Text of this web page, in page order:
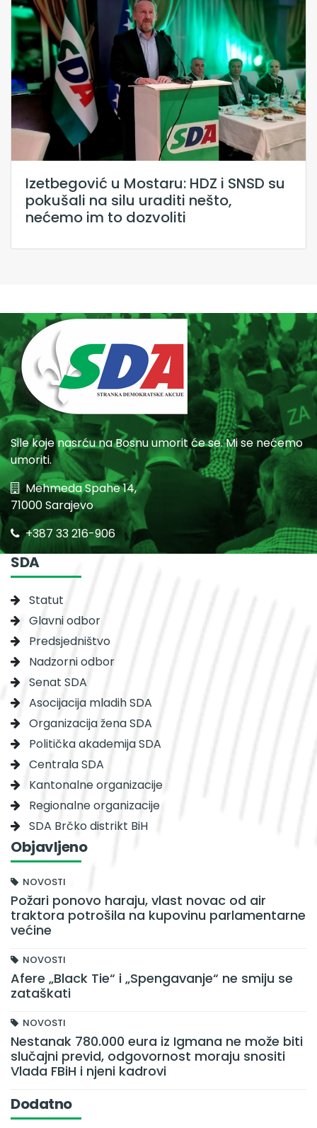
Izetbegović u Mostaru: HDZ i SNSD su
pokušali na silu uraditi nešto,
nećemo im to dozvoliti
Sile koje nasrću na Bosnu umorit će se. Mi se nećemo
umoriti.
Mehmeda Spahe 14,
71000 Sarajevo
+387 33 216-906
SDA
Statut
Glavni odbor
Predsjedništvo
Nadzorni odbor
Senat SDA
Asocijacija mladih SDA
Organizacija žena SDA
Politička akademija SDA
Centrala SDA
Kantonalne organizacije
Regionalne organizacije
SDA Brčko distrikt BiH
Objavljeno
NOVOSTI
Požari ponovo haraju, vlast novac od air
traktora potrošila na kupovinu parlamentarne
većine
NOVOSTI
Afere „Black Tie“ i „Spengavanje“ ne smiju se
zataškati
NOVOSTI
Nestanak 780.000 eura iz Igmana ne može biti
slučajni previd, odgovornost moraju snositi
Vlada FBiH i njeni kadrovi
Dodatno